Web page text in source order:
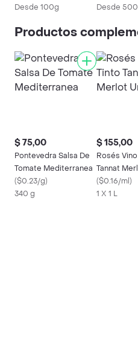
Desde 100g
Desde
Productos
$ 75,00
Pontevedra Salsa De
Tomate Mediterranea
($0.23/g)
340 g
$ 155,00
Rosés
Tannat
($0.16/ml)
1 X 1 L